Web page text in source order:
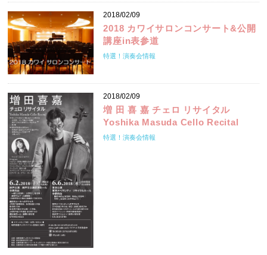
2018/02/09
2018 カワイサロンコンサート&公開
講座in表参道
特選！演奏会情報
2018/02/09
増 田 喜 嘉 チェロ リサイタル
Yoshika Masuda Cello Recital
特選！演奏会情報